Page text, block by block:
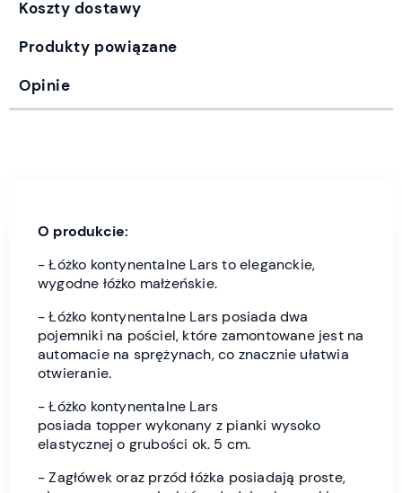
Koszty dostawy
Produkty powiązane
Opinie
O produkcie:
- Łóżko kontynentalne Lars to eleganckie,
wygodne łóżko małżeńskie.
- Łóżko kontynentalne Lars posiada dwa
pojemniki na pościel, które zamontowane jest na
automacie na sprężynach, co znacznie ułatwia
otwieranie.
-Łóżko kontynentalne Lars
posiada topper wykonany z pianki wysoko
elastycznej o grubości ok. 5 cm.
- Zagłówek oraz przód łóżka posiadają proste,